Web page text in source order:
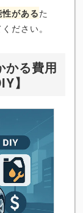
があるた
ださい。
かる費用
】